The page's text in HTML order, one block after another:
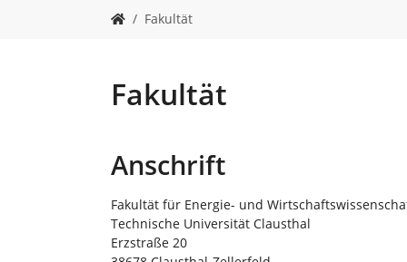
i
n
e
r
:
Fakultät
Fakultät
Anschrift
Fakultät für Energie- und
Technische Universität Clausthal
Erzstraße 20